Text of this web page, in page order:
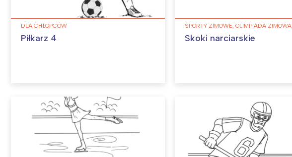
DLA CHŁOPCÓW
Piłkarz 4
SPORTY ZIMOWE, OLIMPIADA ZIMOWA
Skoki narciarskie